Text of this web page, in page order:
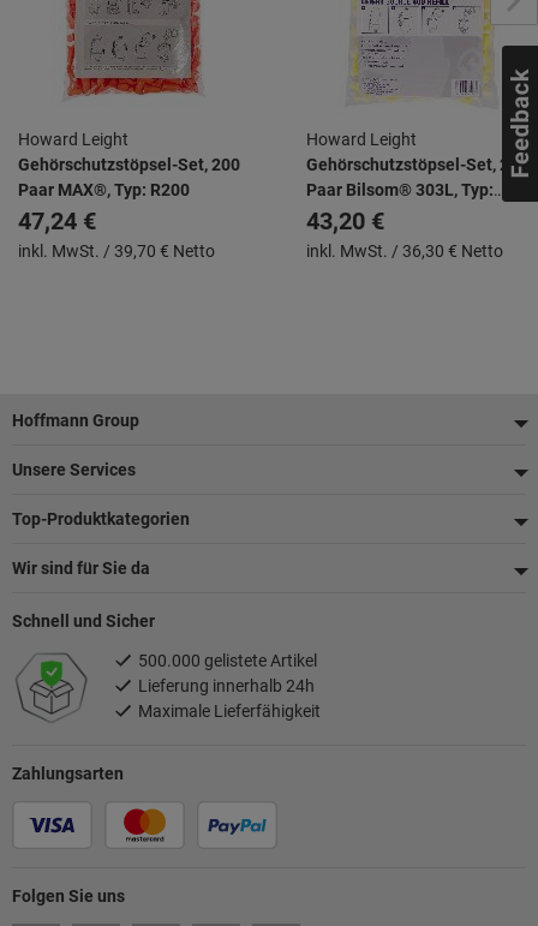
Howard Leight
Gehörschutzstöpsel-Set, 200
Paar MAX®, Typ: R200
47,24 €
inkl. MwSt. / 39,70 € Netto
Howard Leight
Gehörschutzstöpsel-Set, 200
Paar Bilsom® 303L, Typ:
R200
43,20 €
inkl. MwSt. / 36,30 € Netto
Fußzeile
Hoffmann Group
Unsere Services
Top-Produktkategorien
Wir sind für Sie da
Folgen Sie uns
Zahlungsarten
Schnell und Sicher
500.000 gelistete Artikel
Lieferung innerhalb 24h
Maximale Lieferfähigkeit